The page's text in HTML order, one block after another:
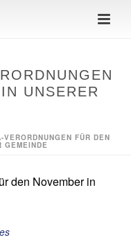
UNSERER
FÜR DEN
GEMEINDE